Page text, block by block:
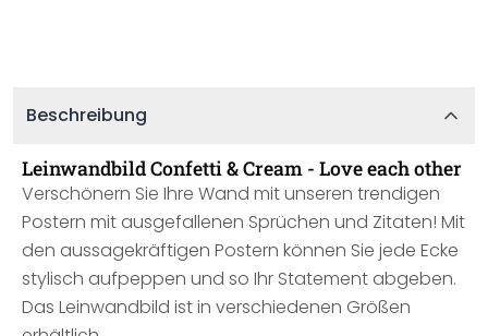
Beschreibung
Leinwandbild Confetti & Cream - Love each other
Verschönern Sie Ihre Wand mit unseren trendigen
Postern mit ausgefallenen Sprüchen und Zitaten! Mit
den aussagekräftigen Postern können Sie jede Ecke
stylisch aufpeppen und so Ihr Statement abgeben.
Das Leinwandbild ist in verschiedenen Größen